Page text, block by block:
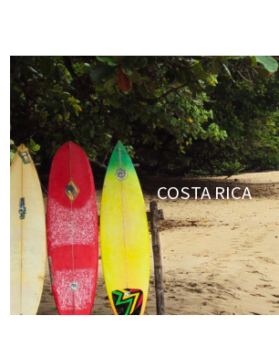
COSTA RICA